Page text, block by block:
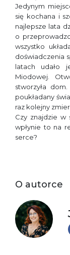
Jedynym
się kochana i
najlepsze lata
o
wszystko
doświadczenia
latach udało
Miodowej.
stworzyła
poukładany
raz kolejny
Czy znajdzie w
wpłynie to na
serce?
O autorce